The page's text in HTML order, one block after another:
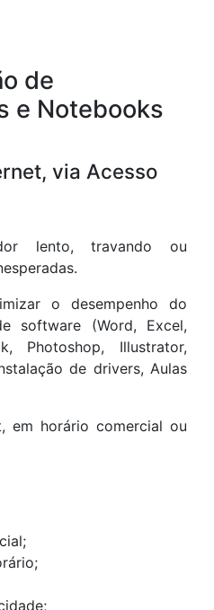
de
e Notebooks
via Acesso
lento, travando ou
o desempenho do
software (Word, Excel,
Photoshop, Illustrator,
de drivers, Aulas
em horário comercial ou